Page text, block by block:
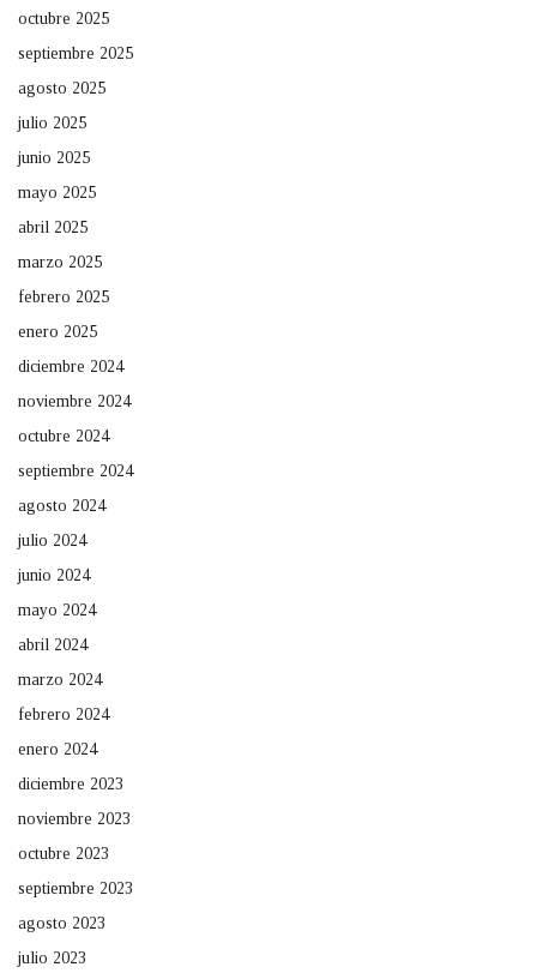
octubre 2025
septiembre 2025
agosto 2025
julio 2025
junio 2025
mayo 2025
abril 2025
marzo 2025
febrero 2025
enero 2025
diciembre 2024
noviembre 2024
octubre 2024
septiembre 2024
agosto 2024
julio 2024
junio 2024
mayo 2024
abril 2024
marzo 2024
febrero 2024
enero 2024
diciembre 2023
noviembre 2023
octubre 2023
septiembre 2023
agosto 2023
julio 2023